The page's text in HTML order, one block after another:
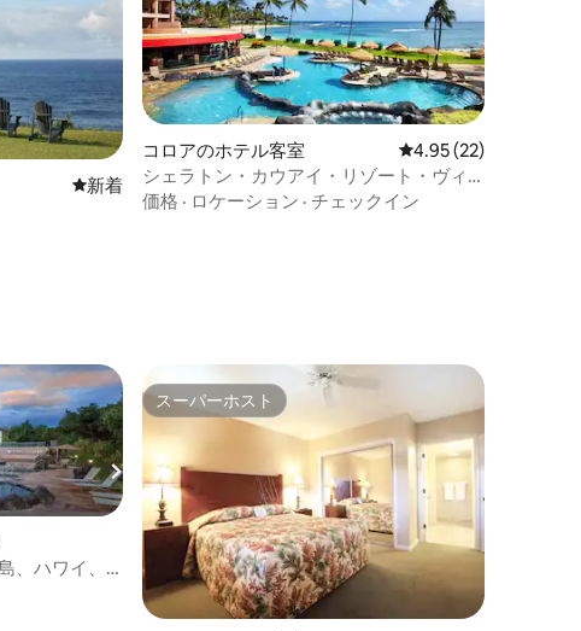
価
新しい宿泊先
新着
コロアのホテル客室 レビュー22件、5つ
4.95 (22)
シェラトン・カウアイ・リゾート・ヴィ
ラズ（ガーデンビュー・スタジオ）
価格 · ロケーション · チェックイン
、ハワイ、1
スーパーホスト
スーパーホスト